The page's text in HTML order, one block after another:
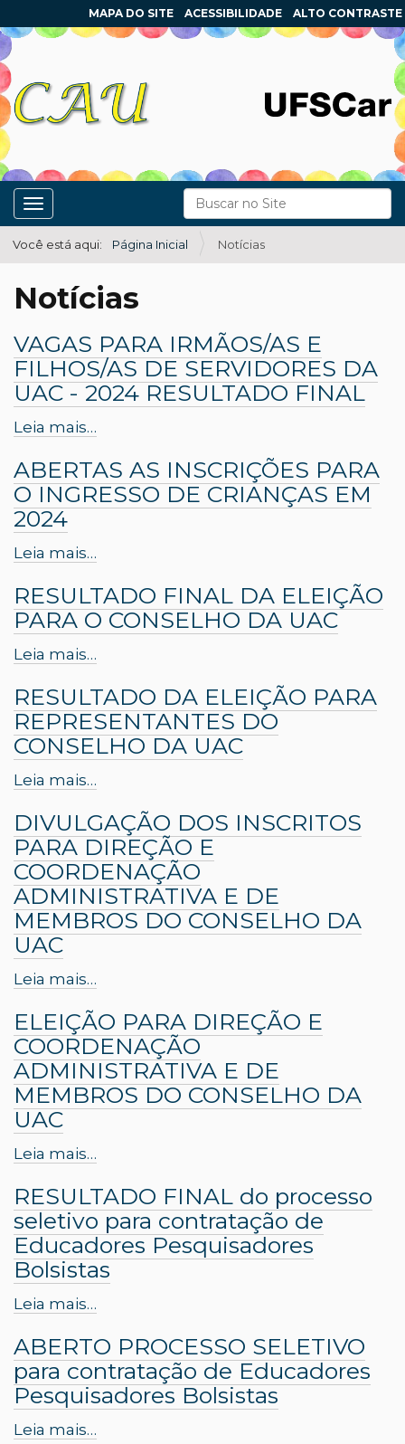
Busca
Busca Avançada…
MAPA DO SITE ACESSIBILIDADE ALTO CONTRASTE
Toggle navigation
Você está aqui: Página Inicial Notícias
Notícias
VAGAS PARA IRMÃOS/AS E
FILHOS/AS DE SERVIDORES DA
UAC - 2024 RESULTADO FINAL
Leia mais…
ABERTAS AS INSCRIÇÕES PARA
O INGRESSO DE CRIANÇAS EM
2024
Leia mais…
RESULTADO FINAL DA ELEIÇÃO
PARA O CONSELHO DA UAC
Leia mais…
RESULTADO DA ELEIÇÃO PARA
REPRESENTANTES DO
CONSELHO DA UAC
Leia mais…
DIVULGAÇÃO DOS INSCRITOS
PARA DIREÇÃO E
COORDENAÇÃO
ADMINISTRATIVA E DE
MEMBROS DO CONSELHO DA
UAC
Leia mais…
ELEIÇÃO PARA DIREÇÃO E
COORDENAÇÃO
ADMINISTRATIVA E DE
MEMBROS DO CONSELHO DA
UAC
Leia mais…
RESULTADO FINAL do processo
seletivo para contratação de
Educadores Pesquisadores
Bolsistas
Leia mais…
ABERTO PROCESSO SELETIVO
para contratação de Educadores
Pesquisadores Bolsistas
Leia mais…